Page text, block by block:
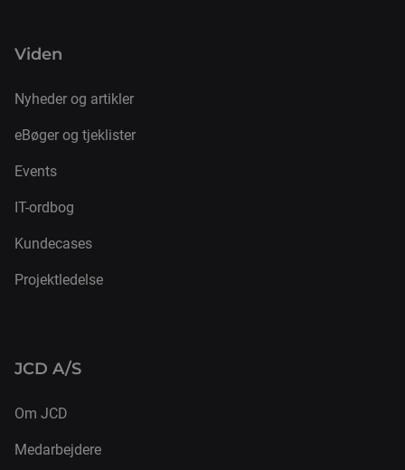
Viden
Nyheder og artikler
eBøger og tjeklister
Events
IT-ordbog
Kundecases
Projektledelse
JCD A/S
Om JCD
Medarbejdere